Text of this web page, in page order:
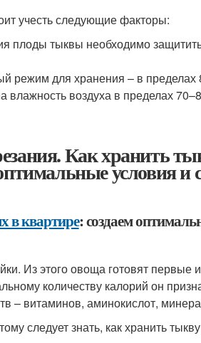
учесть следующие факторы:
плоды тыквы необходимо
режим для хранения – в пределах
воздуха в пределах
Как хранить
условия
в квартире: создаем
Из этого овоща готовят первые
количеству калорий он
– витаминов, аминокислот,
следует знать, как хранить